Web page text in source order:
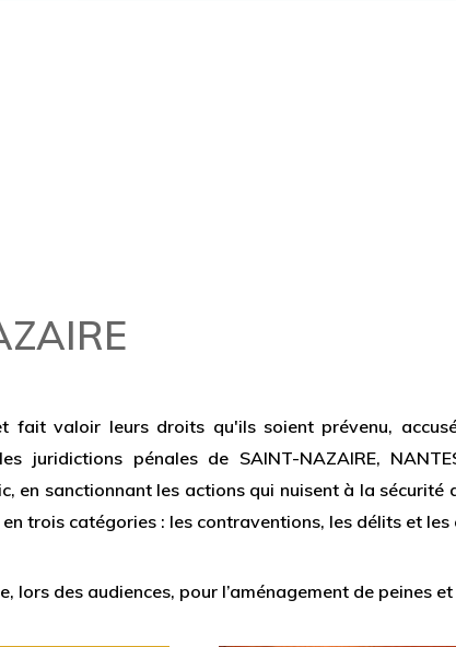
fait valoir leurs droits qu'ils soient prévenu,
juridictions pénales de SAINT-NAZAIRE,
en sanctionnant les actions qui nuisent à la sécurité
trois catégories : les contraventions, les délits et les
lors des audiences, pour l’aménagement de peines